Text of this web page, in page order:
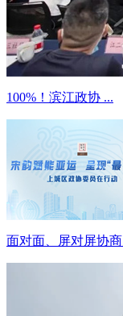
100%！滨江政协 ...
面对面、屏对屏协商